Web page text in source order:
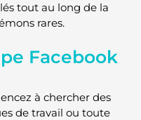
tout au long de la
rares.
Facebook
à chercher des
de travail ou toute